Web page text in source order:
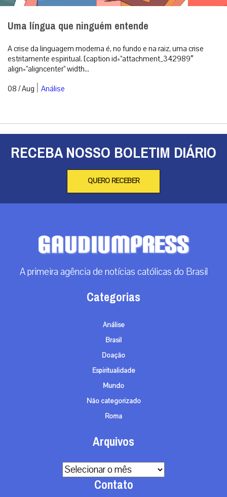
Uma língua que ninguém entende
A crise da linguagem moderna é, no fundo e na raiz, uma crise
estritamente espiritual. [caption id=”attachment_342989″
align=”aligncenter” width...
08 / Aug | Análise
RECEBA NOSSO BOLETIM DIÁRIO
QUERO RECEBER
A primeira agência de notícias católicas do Brasil
Categorias
Análise
Brasil
Doação
Espiritualidade
Mundo
Não categorizado
Roma
Arquivos
Arquivos
Contato